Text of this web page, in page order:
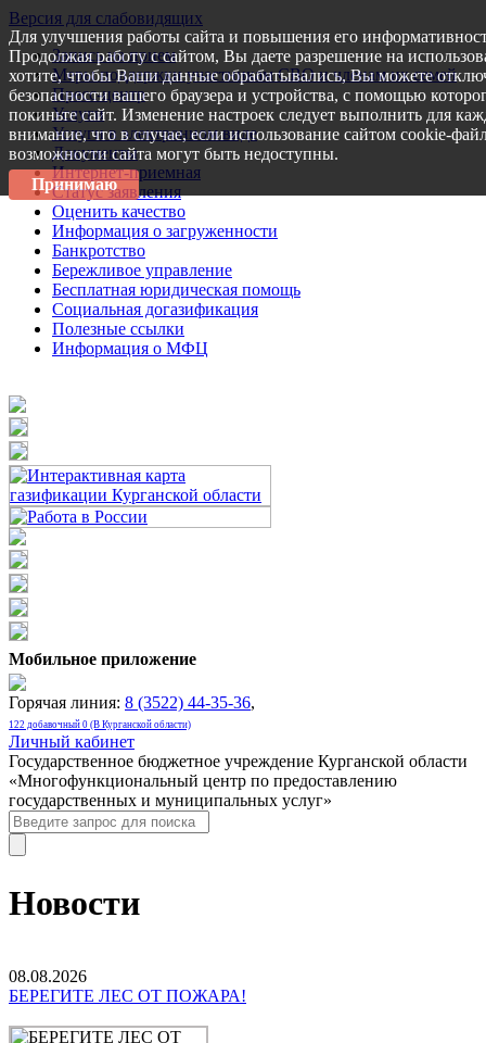
Версия для слабовидящих
Запись на прием
Меры поддержки участникам СВО и членам их семей
Пресс-центр
Услуги
Услуги в электронном виде
Документы
Интернет-приемная
Статус заявления
Оценить качество
Информация о загруженности
Банкротство
Бережливое управление
Бесплатная юридическая помощь
Социальная догазификация
Полезные ссылки
Информация о МФЦ
Мобильное приложение
Горячая линия: 8 (3522) 44-35-36,
122 добавочный 0 (В Курганской области)
Личный кабинет
Государственное бюджетное учреждение Курганской области
«Многофункциональный центр по предоставлению
государственных и муниципальных услуг»
Новости
08.08.2026
БЕРЕГИТЕ ЛЕС ОТ ПОЖАРА!
Для улучшения работы сайта и повышения его
Продолжая работу с сайтом, Вы даете разрешение на
хотите, чтобы Ваши данные обрабатывались, Вы можете
безопасности вашего браузера и устройства, с помощью
покиньте сайт. Изменение настроек следует выполнить для
внимание, что в случае, если использование сайтом cookie-
возможности сайта могут быть недоступны.
Принимаю